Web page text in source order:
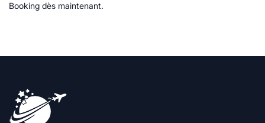
Booking dès maintenant.